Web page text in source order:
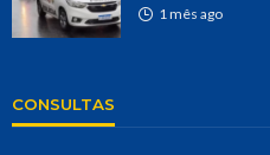
1 mês ago
CONSULTAS